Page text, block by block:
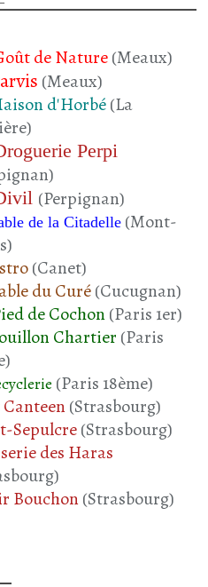
de Nature(Meaux)
(Meaux)
d'Horbé(La
Perpi
(Perpignan)
de la Citadelle (Mont-
(Canet)
du Curé(Cucugnan)
de Cochon(Paris 1er)
Chartier (Paris
(Paris 18ème)
(Strasbourg)
Sepulcre(Strasbourg)
des Haras
Bouchon(Strasbourg)